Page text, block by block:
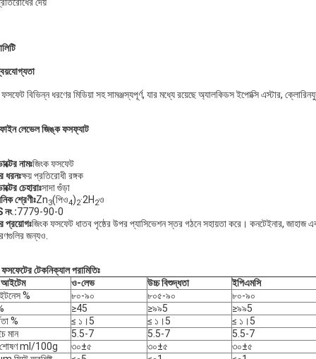
বিভিন্ন ধরণের মিডিয়া সহ সামঞ্জস্যপূর্ণ, যার মধ্যে রয়েছে অ্যালকিডস ইপোক্সি এস্টার,
লেভেল জিঙ্ক ফসফ্যাট
নামঃজিংক ফসফেট
ধরনঃক্ষয় প্রতিরোধী রঙ্গক
চেহারাঃসাদা গুঁড়া
শ্রেণীঃZn3(পিও4)2·2H 2ও
নং.:7779-90-0
প্রয়োগঃজিংক ফসফেট ধাতব পৃষ্ঠের উপর প্যাসিভেশন স্তর গঠনে সহায়তা করে। কনটেইনার, জাহাজ
জন্যও.
টেকনিক্যাল পরামিতিঃ
আইটেম
ও-লেভ উচ্চ বিশুদ্ধতা
ইপিএমসি
%
৮০-৯০ ৮০৫-৯০
৮০-৯০
≥45 ≥৯৯5
≥৯৯5
%
≤ ১।5 ≤ ১।5
≤ ১।5
মান
5.5-7 5.5-7
5.5-7
ml/100g
৩০±৫ ৩০±৫
৩০±৫